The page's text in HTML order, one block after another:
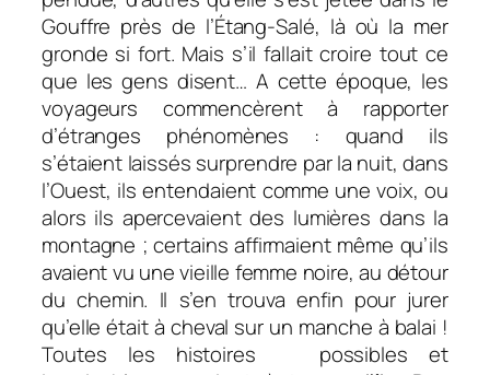
Gouffre près de l’Étang-Salé, là où la mer
gronde si fort. Mais s’il fallait croire tout ce
que les gens disent… A cette époque, les
voyageurs commencèrent à rapporter
d’étranges phénomènes : quand ils
s’étaient laissés surprendre par la nuit, dans
l’Ouest, ils entendaient comme une voix, ou
alors ils apercevaient des lumières dans la
montagne ; certains affirmaient même qu’ils
avaient vu une vieille femme noire, au détour
du chemin. Il s’en trouva enfin pour jurer
qu’elle était à cheval sur un manche à balai !
Toutes les histoires possibles et